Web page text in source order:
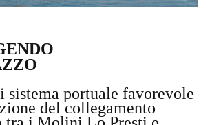
sistema portuale favorevole
del collegamento